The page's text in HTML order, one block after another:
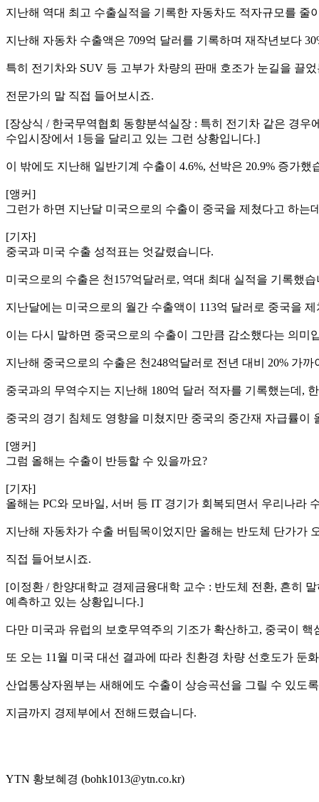
지난해 역대 최고 수출실적을 기록한 자동차도 적자규모를 줄
지난해 자동차 수출액은 709억 달러를 기록하며 재작년보다
특히 전기차와 SUV 등 고부가 차량의 판매 호조가 눈길을 끌
전문가의 말 직접 들어보시죠.
[장상식 / 한국무역협회 동향분석실장 : 특히 전기차 같은 경
수입시장에서 1등을 달리고 있는 그런 상황입니다.]
이 밖에도 지난해 일반기계 수출이 4.6%, 선박은 20.9% 증가했
[앵커]
그런가 하면 지난달 미국으로의 수출이 중국을 제쳤다고 하는
[기자]
중국과 미국 수출 성적표는 엇갈렸습니다.
미국으로의 수출은 천157억달러로, 역대 최대 실적을 기록했습
지난달에는 미국으로의 월간 수출액이 113억 달러로 중국을
이는 다시 말하면 중국으로의 수출이 그만큼 감소했다는 의미
지난해 중국으로의 수출은 천248억달러로 전년 대비 20% 가까
중국과의 무역수지는 지난해 180억 달러 적자를 기록했는데,
중국의 경기 침체도 영향을 미쳤지만 중국의 중간재 자급률
[앵커]
그럼 올해는 수출이 반등할 수 있을까요?
[기자]
올해는 PC와 모바일, 서버 등 IT 경기가 회복되면서 우리나라
지난해 자동차가 수출 버팀목이었지만 올해는 반도체 단가가
직접 들어보시죠.
[이정환 / 한양대학교 경제금융대학 교수 : 반도체 전환, 흔히
예측하고 있는 상황입니다.]
다만 미국과 유럽의 보호무역주의 기조가 확산하고, 중국이
또 오는 11월 미국 대선 결과에 따라 친환경 차량 선호도가 둔
산업통상자원부는 새해에도 수출이 상승곡선을 그릴 수 있도
지금까지 경제부에서 전해드렸습니다.
YTN 황보혜경 (bohk1013@ytn.co.kr)